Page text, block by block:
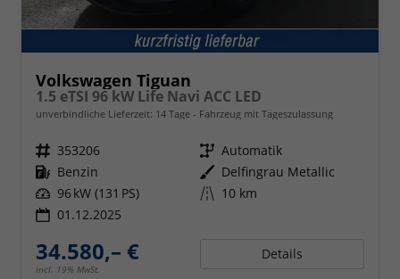
Volkswagen Tiguan
1.5 eTSI 96 kW Life Navi ACC LED
unverbindliche Lieferzeit: 14 Tage Fahrzeug mit Tageszulassung
Fahrzeugnr. 353206 Getriebe Automatik
Kraftstoff Benzin Außenfarbe Delfingrau Metallic
Leistung 96 kW (131 PS) Kilometerstand 10 km
01.12.2025
34.580,– €
incl. 19% MwSt.
Details